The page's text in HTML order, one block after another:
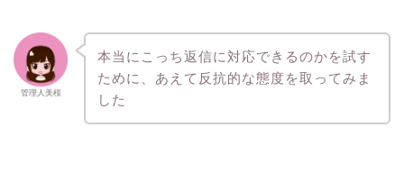
管理人美桜
本当にこっち返信に対応できるのかを試す
ために、あえて反抗的な態度を取ってみま
した